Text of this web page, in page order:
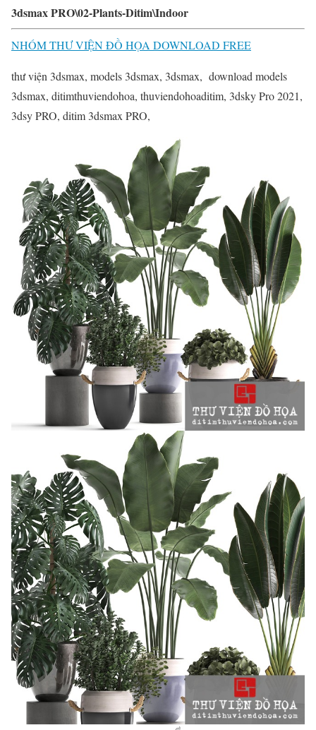
3dsmax PRO\02-Plants-Ditim\Indoor
NHÓM THƯ VIỆN ĐỒ HỌA DOWNLOAD FREE
thư viện 3dsmax, models 3dsmax, 3dsmax, download models
3dsmax, ditimthuviendohoa, thuviendohoaditim, 3dsky Pro 2021,
3dsy PRO, ditim 3dsmax PRO,